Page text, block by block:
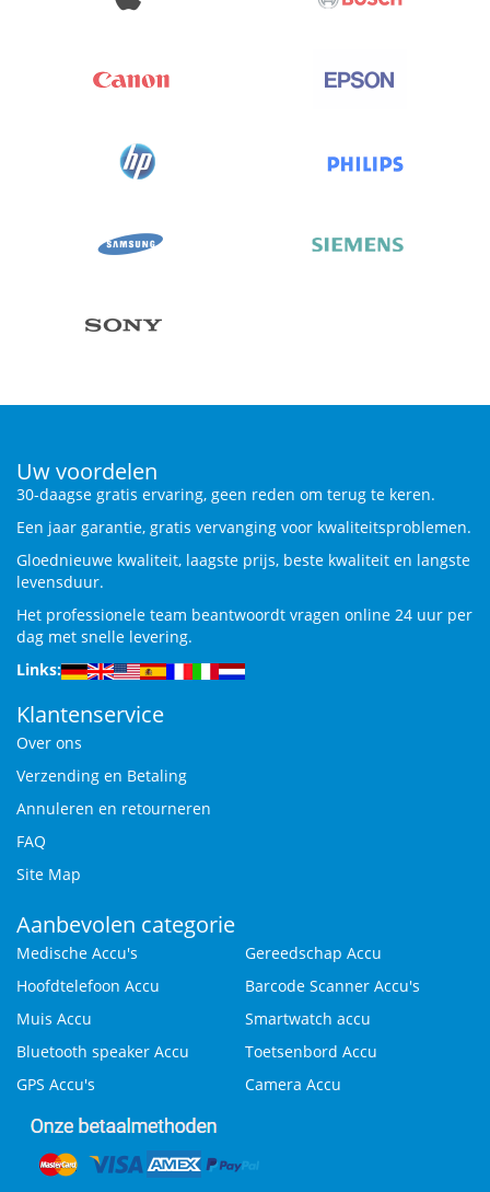
Uw voordelen
30-daagse gratis ervaring, geen reden om terug te keren.
Een jaar garantie, gratis vervanging voor kwaliteitsproblemen.
Gloednieuwe kwaliteit, laagste prijs, beste kwaliteit en langste
levensduur.
Het professionele team beantwoordt vragen online 24 uur per
dag met snelle levering.
Links:
Klantenservice
Over ons
Verzending en Betaling
Annuleren en retourneren
FAQ
Site Map
Aanbevolen categorie
Medische Accu's
Gereedschap Accu
Hoofdtelefoon Accu
Barcode Scanner Accu's
Muis Accu
Smartwatch accu
Bluetooth speaker Accu
Toetsenbord Accu
GPS Accu's
Camera Accu